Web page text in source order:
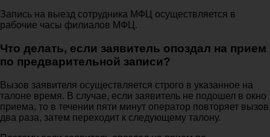
Запись на выезд сотрудника МФЦ осуществляется в
рабочие часы филиалов МФЦ.
Что делать, если заявитель опоздал на прием
по предварительной записи?
Вызов заявителя осуществляется строго в указанное на
талоне время. В случае, если заявитель не подошел в окно
приема, то в течении пяти минут оператор повторяет вызов
два раза, затем переходит к следующему талону.